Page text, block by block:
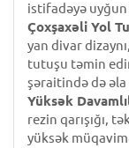
istifadəyə uyğun
Çoxşaxəli Yol
yan divar
tutuşu təmin
şəraitində də
Yüksək
rezin qarışığı,
yüksək